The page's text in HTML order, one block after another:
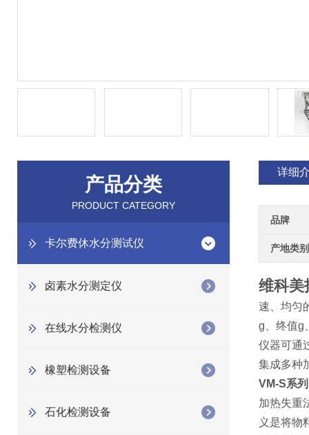
产品分类
PRODUCT CATEGORY
卡尔费休水分测试仪
卤素水分测定仪
在线水分检测仪
橡塑检测设备
石化检测设备
详细
品牌
产地类别
维科美
速、均匀
g、终值g
仪器可通
集成多种
VM-S系
加热失重
义是将物